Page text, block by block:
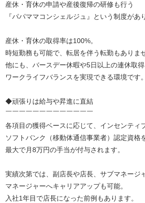
産休・育休の申請や産後復帰の研修も行う
『パパママコンシェルジュ』という制度があ
産休・育休の取得率は100%。
時短勤務も可能で、転居を伴う転勤もありま
他にも、バースデー休暇や5日以上の連休取得
ワークライフバランスを実現できる環境です。
◆頑張りは給与や昇進に直結
￣￣￣￣￣￣￣￣￣￣￣￣￣
各項目の獲得ベースに応じて、インセンティ
ソフトバンク（移動体通信事業者）認定資格
最大で月8万円の手当が付与されます。
実績次第では、副店長や店長、サブマネージ
マネージャーへキャリアアップも可能。
入社1年目で店長になった前例もあります。